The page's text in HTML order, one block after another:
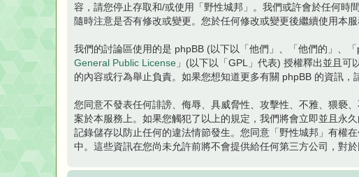
容，請您停止存取和/或使用「野性城邦」。我們或許會於任何
隨時注意是否有修改或變更。您於任何修改或變更後繼續使用本
我們的討論區使用的是 phpBB (以下以「他們」、「他們的」、
General Public License 」(以下以「GPL」代表) 授權釋出並且可
的內容或行為舉止負責。如果您想知道更多有關 phpBB 的資訊，
您同意不發表任何誹謗、侮辱、具威脅性、攻擊性、不雅、猥褻
案於本服務上。如果您觸犯了以上的規定，我們將會立即並且永
記錄儲存以防止任何的違法情節發生。您同意「野性城邦」有權
中。這些資訊在您尚未允許前將不會提供給任何第三方公司，對